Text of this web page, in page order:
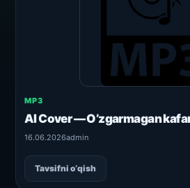
MP3
AI Cover — O’zgarmagan
16.06.2026admin
Tavsifni o‘qish